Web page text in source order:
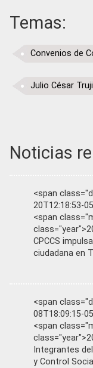
Temas:
Convenios de
Julio César
Noticias
<span
20T12:18:53-
<span
CPCCS
ciudadana en
<span
08T18:09:15-
<span
Integrantes
y Control